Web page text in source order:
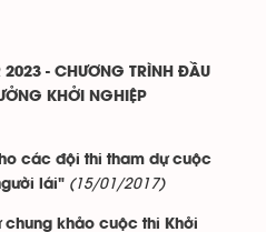
2023 - CHƯƠNG TRÌNH ĐẦU
KHỞI NGHIỆP
các đội thi tham dự cuộc
lái" (15/01/2017)
chung khảo cuộc thi Khởi